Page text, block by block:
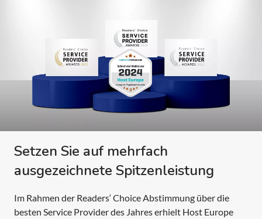
Setzen Sie auf mehrfach
ausgezeichnete Spitzenleistung
Im Rahmen der Readers‘ Choice Abstimmung über die
besten Service Provider des Jahres erhielt Host Europe